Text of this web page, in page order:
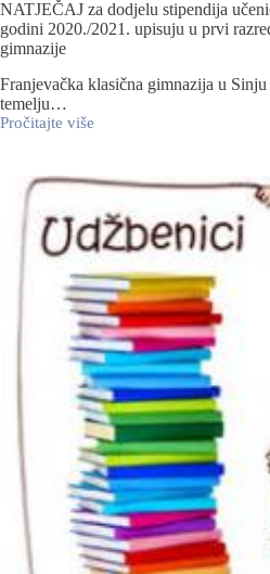
NATJEČAJ za dodjelu stipendija
godini 2020./2021. upisuju u prvi
gimnazije
Franjevačka klasična gimnazija u
temelju…
Pročitajte više